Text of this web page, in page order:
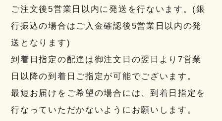
ご注文後5営業日以内に発送を行ないます。(銀
行振込の場合はご入金確認後5営業日以内の発
送となります)
到着日指定の配達は御注文日の翌日より7営業
日以降の到着日ご指定が可能でございます。
最短お届けをご希望の場合には、到着日指定を
行なっていただかないようにお願いします。